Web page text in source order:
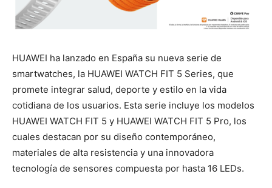
HUAWEI ha lanzado en España su nueva serie de
smartwatches, la HUAWEI WATCH FIT 5 Series, que
promete integrar salud, deporte y estilo en la vida
cotidiana de los usuarios. Esta serie incluye los modelos
HUAWEI WATCH FIT 5 y HUAWEI WATCH FIT 5 Pro, los
cuales destacan por su diseño contemporáneo,
materiales de alta resistencia y una innovadora
tecnología de sensores compuesta por hasta 16 LEDs.